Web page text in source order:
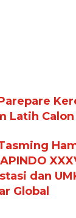
Latih
dan
Global